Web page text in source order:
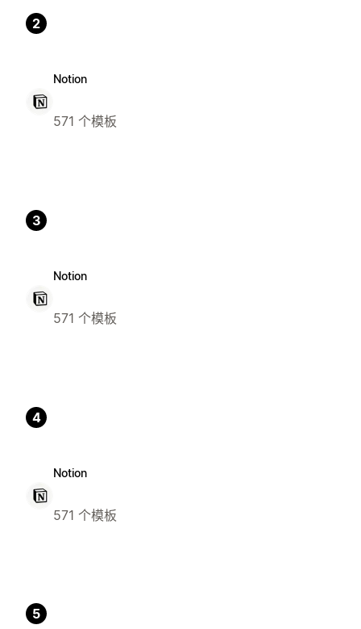
2
Notion
571 个模板
3
Notion
571 个模板
4
Notion
571 个模板
5